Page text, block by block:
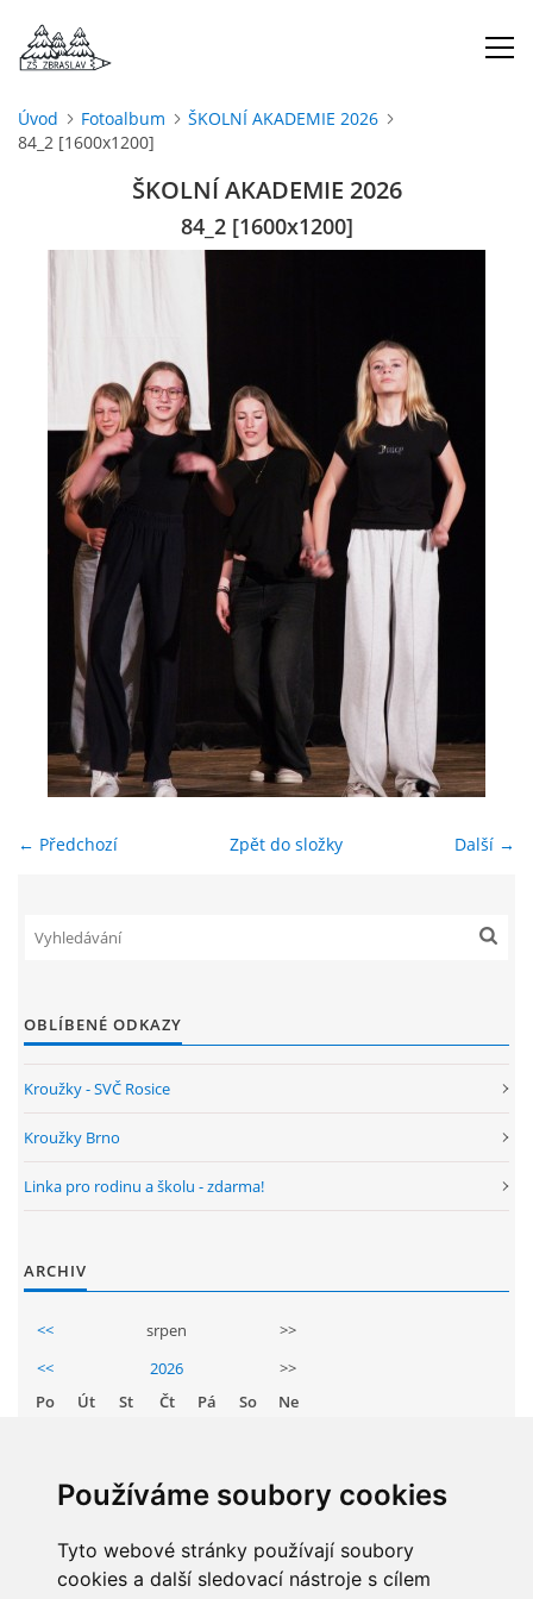
Používáme soubory cookies
Tyto webové stránky používají soubory
cookies a další sledovací nástroje s cílem
ÚVOD
ŠKOLSKÁ RADA
PROJEKTY
ENVIRONMENTÁLNÍ VÝCHOVA
FOTOALBUM
ŠKOLNÍ DRUŽINA
ŠKOLNÍ JÍDELNA
KROUŽKY
NAŠE ÚSPĚCHY
GDPR
ŠKOLNÍ PORADENSKÉ PRACOVIŠTĚ
Úvod Fotoalbum
ŠKOLNÍ AKADEMIE 2026
84_2 [1600x1200]
ŠKOLNÍ AKADEMIE 2026
84_2 [1600x1200]
← Předchozí Další →
Zpět do složky
OBLÍBENÉ ODKAZY
Kroužky - SVČ Rosice
Kroužky Brno
Linka pro rodinu a školu - zdarma!
ARCHIV
<< srpen
>>
<<
2026
>>
Po
Út St Čt Pá So
Ne
11 12 13 14 15
16
18 19 20 21 22
23
25 26 27 28 29 30